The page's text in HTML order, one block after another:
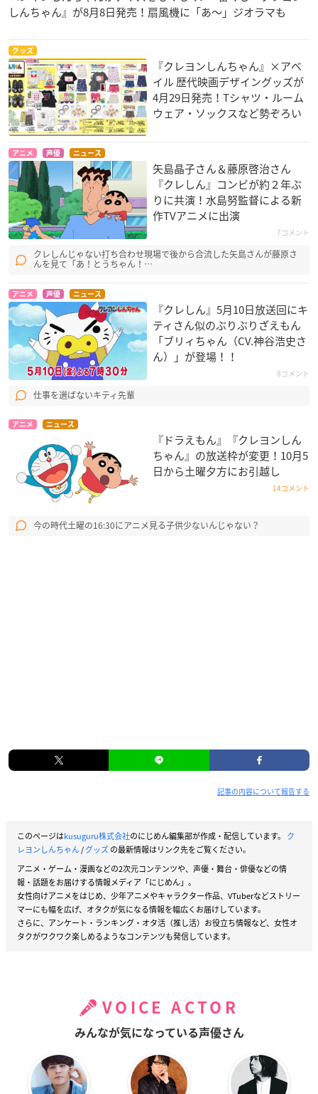
しんちゃん』が8月8日発売！扇風機に「あ～」ジオラマも
グッズ
『クレヨンしんちゃん』×アベ
イル 歴代映画デザイングッズが
4月29日発売！Tシャツ・ルーム
ウェア・ソックスなど勢ぞろい
アニメ 声優 ニュース
矢島晶子さん＆藤原啓治さん
『クレしん』コンビが約２年ぶ
りに共演！水島努監督による新
作TVアニメに出演
7コメント
クレしんじゃない打ち合わせ現場で後から合流した矢島さんが藤原さ
んを見て「あ！とうちゃん！…
アニメ 声優 ニュース
『クレしん』5月10日放送回にキ
ティさん似のぶりぶりざえもん
「ブリィちゃん（CV.神谷浩史さ
ん）」が登場！！
8コメント
仕事を選ばないキティ先輩
アニメ ニュース
『ドラえもん』『クレヨンしん
ちゃん』の放送枠が変更！10月5
日から土曜夕方にお引越し
14コメント
今の時代土曜の16:30にアニメ見る子供少ないんじゃない？
記事の内容について報告する
このページはkusuguru株式会社のにじめん編集部が作成・配信しています。 ク
レヨンしんちゃん/グッズの最新情報はリンク先をご覧ください。
アニメ・ゲーム・漫画などの2次元コンテンツや、声優・舞台・俳優などの情
報・話題をお届けする情報メディア「にじめん」。
女性向けアニメをはじめ、少年アニメやキャラクター作品、VTuberなどストリー
マーにも幅を広げ、オタクが気になる情報を幅広くお届けしています。
さらに、アンケート・ランキング・オタ活（推し活）お役立ち情報など、女性オ
タクがワクワク楽しめるようなコンテンツも発信しています。
VOICE ACTOR
みんなが気になっている声優さん